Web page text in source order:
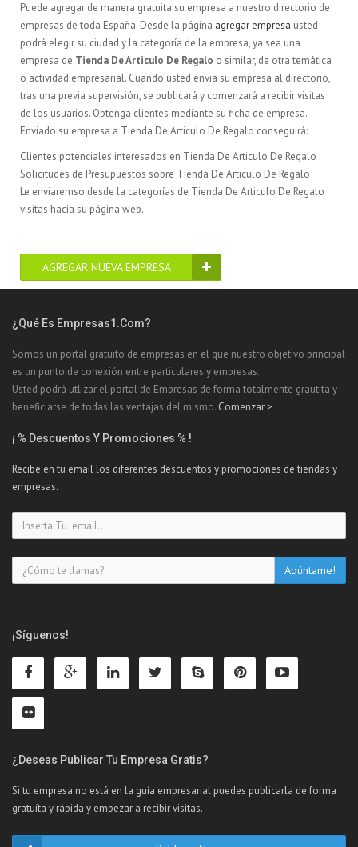
Puede agregar de manera gratuita su empresa a nuestro directorio de
empresas de toda España. Desde la página agregar empresa usted
podrá elegir su ciudad y la categoría de la empresa, ya sea una
empresa de Tienda De Articulo De Regalo o similar, de otra temática
o actividad empresarial. Cuando usted envia su empresa al directorio,
tras una previa supervisión, se publicará y comenzará a recibir visitas
de los usuarios. Obtenga clientes mediante su ficha de empresa.
Enviado su empresa a Tienda De Articulo De Regalo conseguirá:
Clientes potenciales interesados en Tienda De Articulo De Regalo
Solicitudes de Presupuestos sobre Tienda De Articulo De Regalo
Le enviaremso desde la categorías de Tienda De Articulo De Regalo
visitas hacia su página web.
AGREGAR NUEVA EMPRESA
¿Qué Es Empresas1.com?
Somos un portal gratuito de empresas en el que nuestro objetivo principal
es un punto de conexión entre particulares y empresas.
Usted podrá utlizar el portal de Empresas de forma totalmente grautita y
beneficiarse de todas las ventajas del mismo. Comenzar >
¡ % Descuentos Y Promociones % !
Recibe en tu email los diferentes descuentos y promociones de tiendas y
empresas.
¡Síguenos!
¿Deseas Publicar Tu Empresa Gratis?
Si tu empresa no está en la guía empresarial puedes publicarla de forma
gratuíta y rápida y empezar a recibir visitas.